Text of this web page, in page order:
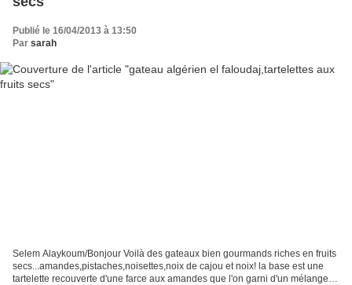
Publié le 16/04/2013 à 13:50
Par sarah
Selem Alaykoum/Bonjour Voilà des gateaux bien gourmands riches en fruits
secs...amandes,pistaches,noisettes,noix de cajou et noix! la base est une
tartelette recouverte d'une farce aux amandes que l'on garni d'un mélange